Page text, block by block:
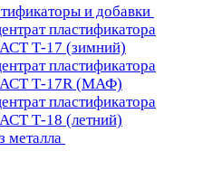
и добавки
пластификатора
Т-17 (зимний)
пластификатора
Т-17R (МАФ)
пластификатора
Т-18 (летний)
металла